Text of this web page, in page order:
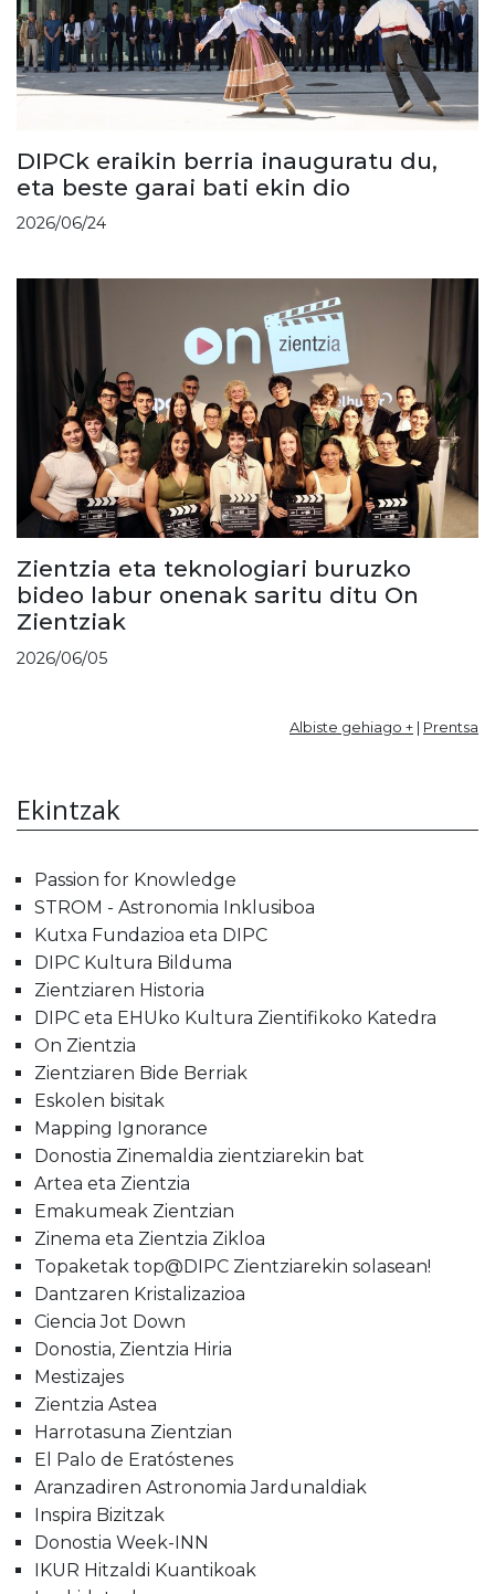
DIPCk eraikin berria inauguratu du,
eta beste garai bati ekin dio
2026/06/24
Zientzia eta teknologiari buruzko
bideo labur onenak saritu ditu On
Zientziak
2026/06/05
Albiste gehiago + | Prentsa
Ekintzak
Passion for Knowledge
STROM - Astronomia Inklusiboa
Kutxa Fundazioa eta DIPC
DIPC Kultura Bilduma
Zientziaren Historia
DIPC eta EHUko Kultura Zientifikoko Katedra
On Zientzia
Zientziaren Bide Berriak
Eskolen bisitak
Mapping Ignorance
Donostia Zinemaldia zientziarekin bat
Artea eta Zientzia
Emakumeak Zientzian
Zinema eta Zientzia Zikloa
Topaketak top@DIPC Zientziarekin solasean!
Dantzaren Kristalizazioa
Ciencia Jot Down
Donostia, Zientzia Hiria
Mestizajes
Zientzia Astea
Harrotasuna Zientzian
El Palo de Eratóstenes
Aranzadiren Astronomia Jardunaldiak
Inspira Bizitzak
Donostia Week-INN
IKUR Hitzaldi Kuantikoak